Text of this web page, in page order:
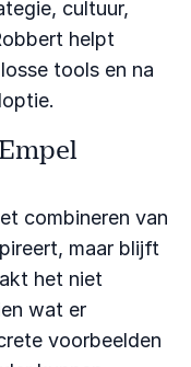
cultuur,
helpt
tools en na
combineren van
maar blijft
het niet
wat er
voorbeelden